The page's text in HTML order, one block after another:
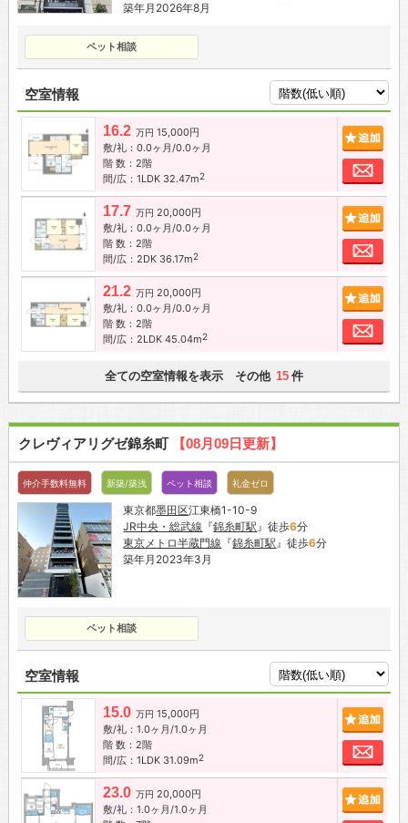
築年月2026年8月
ペット相談
空室情報
16.2 万円 15,000円
敷/礼：0.0ヶ月/0.0ヶ月
階 数：2階
間/広：1LDK 32.47m2
お
17.7 万円 20,000円
敷/礼：0.0ヶ月/0.0ヶ月
階 数：2階
間/広：2DK 36.17m2
お
21.2 万円 20,000円
敷/礼：0.0ヶ月/0.0ヶ月
階 数：2階
間/広：2LDK 45.04m2
お
全ての空室情報を表示 その他 15 件
クレヴィアリグゼ錦糸町 【08月09日更新】
仲介手数料無料 新築/築浅 ペット相談 礼金ゼロ
東京都墨田区江東橋1-10-9
JR中央・総武線 『錦糸町駅』徒歩6分
東京メトロ半蔵門線 『錦糸町駅』徒歩6分
築年月2023年3月
ペット相談
空室情報
15.0 万円 15,000円
敷/礼：1.0ヶ月/1.0ヶ月
階 数：2階
間/広：1LDK 31.09m2
お
23.0 万円 20,000円
敷/礼：1.0ヶ月/1.0ヶ月